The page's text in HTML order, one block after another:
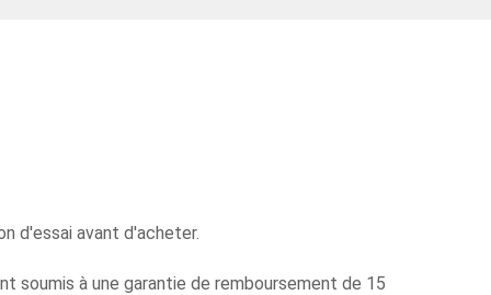
d'essai avant d'acheter.
soumis à une garantie de remboursement de 15